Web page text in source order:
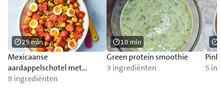
Mexicaanse
aardappelschotel met
trostomaat
8 ingrediënten
25 min
Green protein smoothie
3 ingrediënten
10 min
5